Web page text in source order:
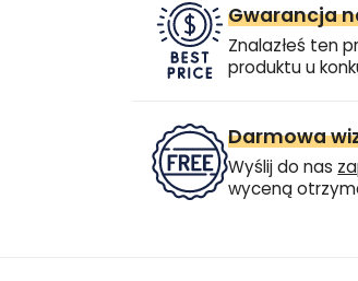
Gwarancja
Znalazłeś ten
produktu u
Darmowa
Wyślij do nas
wyceną